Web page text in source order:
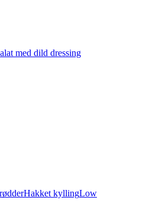
med dild dressing
Hakket kyllingLow